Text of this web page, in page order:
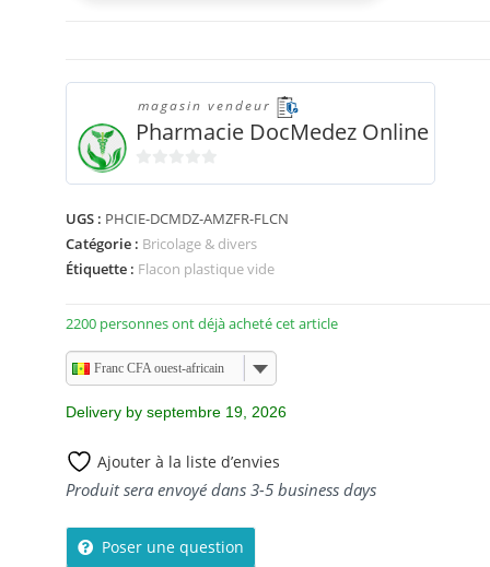
magasin vendeur
Pharmacie DocMedez Online
u
r
5
UGS : PHCIE-DCMDZ-AMZFR-FLCN
Catégorie : Bricolage & divers
Étiquette : Flacon plastique vide
2200 personnes ont déjà acheté cet article
Franc CFA ouest-africain
Delivery by septembre 19, 2026
Ajouter à la liste d’envies
Produit sera envoyé dans 3-5 business days
Poser une question